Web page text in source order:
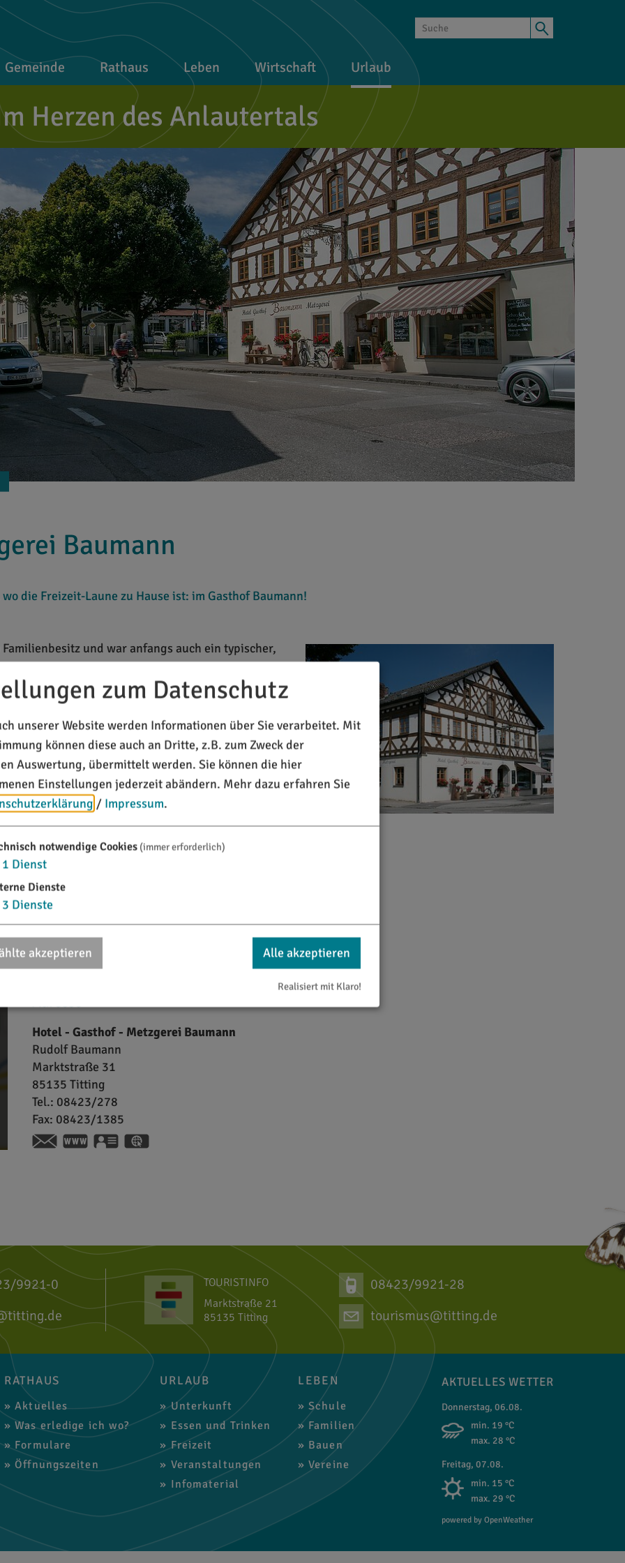
Gemeinde Rathaus Leben Wirtschaft Urlaub
Herzen des Anlautertals
Baumann
die Freizeit-Laune zu Hause ist: im Gasthof Baumann!
und war anfangs auch ein typischer,
1996 wurde der Gasthof stilsicher
der gelungenen Verbindung von bayerischer
was uns heute auszeichnet: Ein
auf hohem Niveau, ein idealer Platz zum Feiern
"Gasthof" eben!
sogar aus Hamburg und Berlin
Adresse
Hotel - Gasthof - Metzgerei Baumann
Rudolf Baumann
Marktstraße 31
85135 Titting
Tel.: 08423/278
Fax: 08423/1385
www.baumann-gasthof.de
vCard
9921-0
TOURISTINFO
Marktstraße 21
85135 Titting
08423/9921-28
tourismus@titting.de
RATHAUS
Aktuelles
Was erledige ich wo?
Formulare
Öffnungszeiten
URLAUB
Unterkunft
Essen und Trinken
Freizeit
Veranstaltungen
Infomaterial
LEBEN
Schule
Familien
Bauen
Vereine
AKTUELLES WETTER
Donnerstag, 06.08.
min. 19 °C
max. 28 °C
Freitag, 07.08.
min. 15 °C
max. 29 °C
powered by OpenWeather
zum Datenschutz
unserer Website werden Informationen über Sie verarbeitet. Mit
können diese auch an Dritte, z.B. zum Zweck der
Auswertung, übermittelt werden. Sie können die hier
Einstellungen jederzeit abändern. Mehr dazu erfahren Sie
/ Impressum.
notwendige Cookies (immer erforderlich)
1 Dienst
Dienste
3 Dienste
akzeptieren Alle akzeptieren
Realisiert mit Klaro!